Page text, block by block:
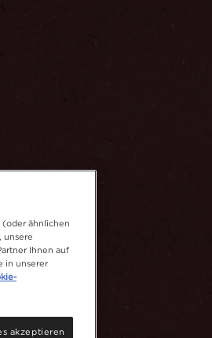
(oder ähnlichen
unsere
Ihnen auf
in unserer
akzeptieren